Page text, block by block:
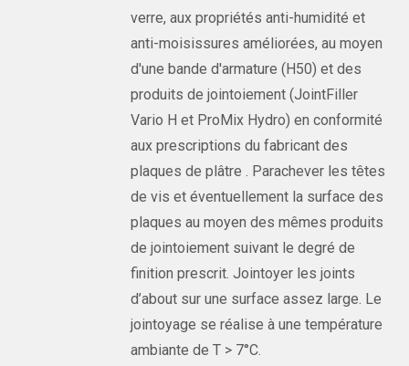
verre, aux propriétés anti-humidité et
anti-moisissures améliorées, au moyen
d'une bande d'armature (H50) et des
produits de jointoiement (JointFiller
Vario H et ProMix Hydro) en conformité
aux prescriptions du fabricant des
plaques de plâtre . Parachever les têtes
de vis et éventuellement la surface des
plaques au moyen des mêmes produits
de jointoiement suivant le degré de
finition prescrit. Jointoyer les joints
d’about sur une surface assez large. Le
jointoyage se réalise à une température
ambiante de T > 7°C.